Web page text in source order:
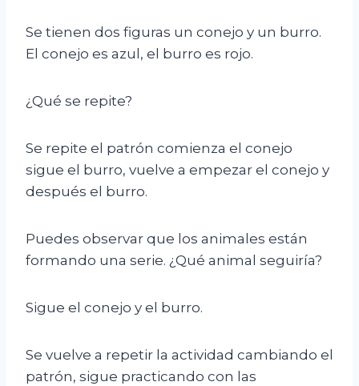
Se tienen dos figuras un conejo y un burro.
El conejo es azul, el burro es rojo.
¿Qué se repite?
Se repite el patrón comienza el conejo
sigue el burro, vuelve a empezar el conejo y
después el burro.
Puedes observar que los animales están
formando una serie. ¿Qué animal seguiría?
Sigue el conejo y el burro.
Se vuelve a repetir la actividad cambiando el
patrón, sigue practicando con las